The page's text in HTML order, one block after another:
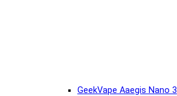
GeekVape Aaegis Nano 3